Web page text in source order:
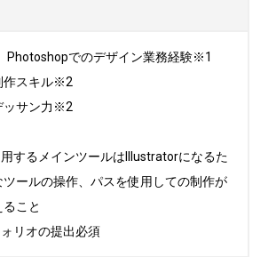
Photoshopでのデザイン業務経験※1
作スキル※2
ッサン力※2
するメインツールはIllustratorになるた
ールの操作、パスを使用しての制作が
こと
リオの提出必須